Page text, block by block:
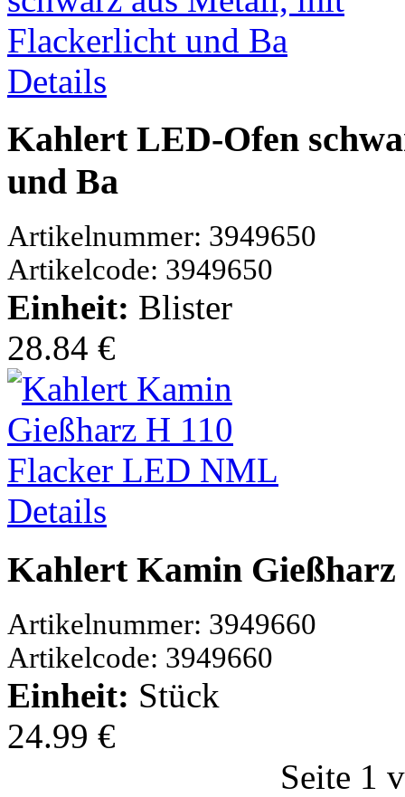
Details
Kahlert LED-Ofen
und Ba
Artikelnummer: 3949650
Artikelcode: 3949650
Einheit: Blister
28.84 €
Details
Kahlert Kamin
Artikelnummer: 3949660
Artikelcode: 3949660
Einheit: Stück
24.99 €
Seite 1